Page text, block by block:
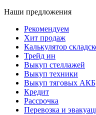
Наши предложения
Рекомендуем
Хит продаж
Калькулятор
Трейд ин
Выкуп стеллажей
Выкуп техники
Выкуп тяговых АКБ
Кредит
Рассрочка
Перевозка и